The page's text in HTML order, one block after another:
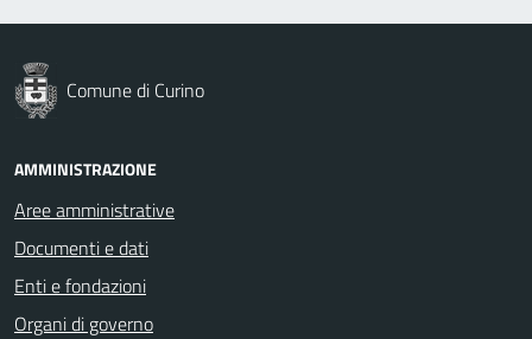
Comune di Curino
AMMINISTRAZIONE
Aree amministrative
Documenti e dati
Enti e fondazioni
Organi di governo